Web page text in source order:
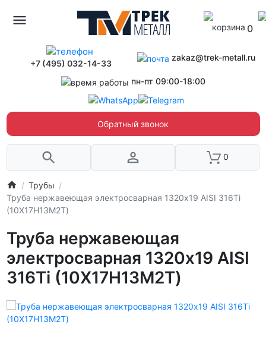
0
+7 (495) 032-14-33
zakaz@trek-metall.ru
пн-пт 09:00-18:00
Обратный звонок
0
Трубы
Труба нержавеющая электросварная 1320х19 AISI 316Ti
(10Х17Н13М2Т)
Труба нержавеющая
электросварная 1320х19 AISI
316Ti (10Х17Н13М2Т)